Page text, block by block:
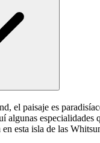
el paisaje es
algunas especialidades
esta isla de las